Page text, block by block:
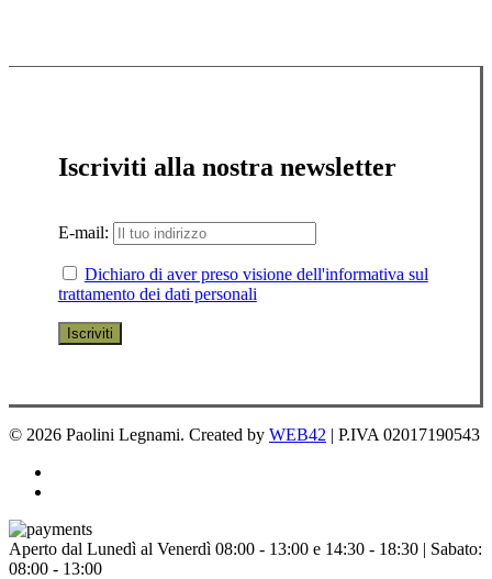
Iscriviti alla nostra newsletter
E-mail:
Dichiaro di aver preso visione dell'informativa sul
trattamento dei dati personali
© 2026 Paolini Legnami. Created by WEB42 | P.IVA 02017190543
Chiudi
menu
Aperto dal Lunedì al Venerdì 08:00 - 13:00 e 14:30 - 18:30 | Sabato:
08:00 - 13:00